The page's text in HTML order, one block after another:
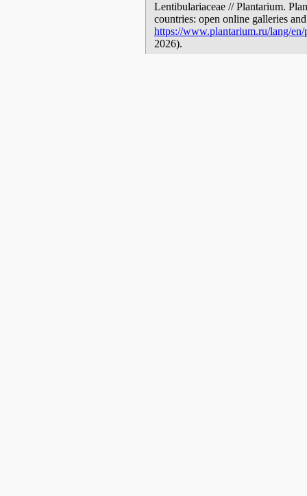
Lentibulariaceae // Plantarium.
countries: open online galleries
https://www.plantarium.ru/lang/
2026).